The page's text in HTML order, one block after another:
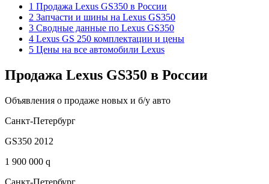
1 Продажа Lexus GS350 в России
2 Запчасти и шины на Lexus GS350
3 Сводные данные по Lexus GS350
4 Lexus GS 250 комплектации и цены
5 Цены на все автомобили Lexus
Продажа Lexus GS350 в России
Объявления о продаже новых и б/у авто
Санкт-Петербург
GS350 2012
1 900 000 q
Санкт-Петербург